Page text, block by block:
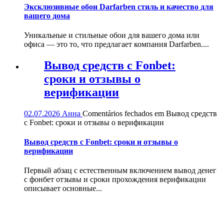
Эксклюзивные обои Darfarben стиль и качество для
вашего дома
Уникальные и стильные обои для вашего дома или
офиса — это то, что предлагает компания Darfarben....
Вывод средств с Fonbet:
сроки и отзывы о
верификации
02.07.2026 Анна Comentários fechados em Вывод средств
с Fonbet: сроки и отзывы о верификации
Вывод средств с Fonbet: сроки и отзывы о
верификации
Первый абзац с естественным включением вывод денег
с фонбет отзывы и сроки прохождения верификации
описывает основные...